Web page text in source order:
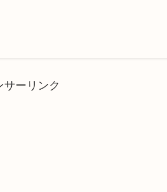
サーリンク